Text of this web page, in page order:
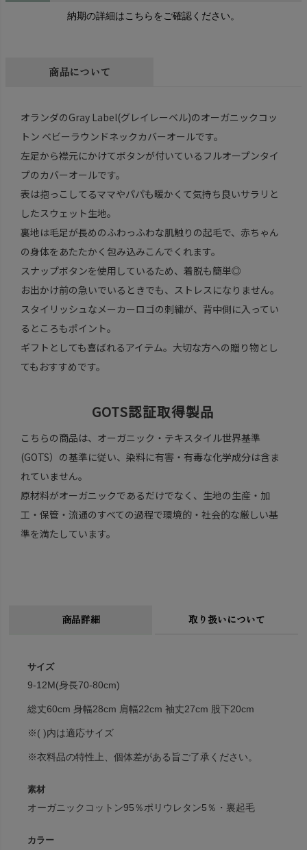
納期の詳細はこちらをご確認ください。
商品について
オランダのGray Label(グレイレーベル)のオーガニックコッ
トン ベビーラウンドネックカバーオールです。
左足から襟元にかけてボタンが付いているフルオープンタイ
プのカバーオールです。
表は抱っこしてるママやパパも暖かくて気持ち良いサラリと
したスウェット生地。
裏地は毛足が長めのふわっふわな肌触りの起毛で、赤ちゃん
の身体をあたたかく包み込みこんでくれます。
スナップボタンを使用しているため、着脱も簡単◎
お出かけ前の急いでいるときでも、ストレスになりません。
スタイリッシュなメーカーロゴの刺繍が、背中側に入ってい
るところもポイント。
ギフトとしても喜ばれるアイテム。大切な方への贈り物とし
てもおすすめです。
GOTS認証取得製品
こちらの商品は、オーガニック・テキスタイル世界基準
(GOTS）の基準に従い、染料に有害・有毒な化学成分は含ま
れていません。
原材料がオーガニックであるだけでなく、生地の生産・加
工・保管・流通のすべての過程で環境的・社会的な厳しい基
準を満たしています。
商品詳細 取り扱いについて
サイズ
9-12M(身長70-80cm)
総丈60cm 身幅28cm 肩幅22cm 袖丈27cm 股下20cm
※( )内は適応サイズ
※衣料品の特性上、個体差がある旨ご了承ください。
素材
オーガニックコットン95％ポリウレタン5％・裏起毛
カラー